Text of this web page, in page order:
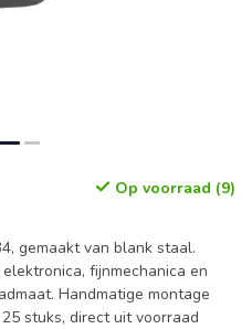
Op voorraad (9)
gemaakt van blank staal.
fijnmechanica en
Handmatige montage
stuks, direct uit voorraad